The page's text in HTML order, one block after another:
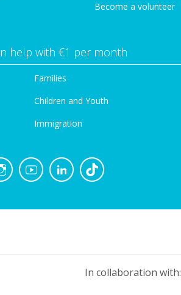
Become a volunteer
help with €1 per month
Families
Children and Youth
Immigration
In collaboration with: